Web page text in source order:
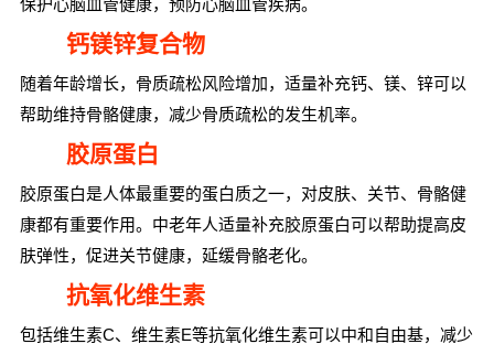
保护心脑血管健康，预防心脑血管疾病。
钙镁锌复合物
随着年龄增长，骨质疏松风险增加，适量补充钙、镁、锌可以
帮助维持骨骼健康，减少骨质疏松的发生机率。
胶原蛋白
胶原蛋白是人体最重要的蛋白质之一，对皮肤、关节、骨骼健
康都有重要作用。中老年人适量补充胶原蛋白可以帮助提高皮
肤弹性，促进关节健康，延缓骨骼老化。
抗氧化维生素
包括维生素C、维生素E等抗氧化维生素可以中和自由基，减少